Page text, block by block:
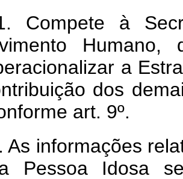
Compete à
a
dos
art. 9º.
As informações
Pessoa Idosa